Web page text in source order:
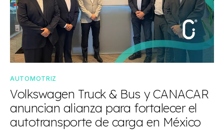
AUTOMOTRIZ
Volkswagen Truck & Bus y CANACAR
anuncian alianza para fortalecer el
autotransporte de carga en México